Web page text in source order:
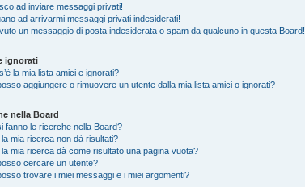
ad inviare messaggi privati!
ad arrivarmi messaggi privati indesiderati!
un messaggio di posta indesiderata o spam da qualcuno in questa Board!
ignorati
la mia lista amici e ignorati?
aggiungere o rimuovere un utente dalla mia lista amici o ignorati?
nella Board
fanno le ricerche nella Board?
mia ricerca non dà risultati?
la mia ricerca dà come risultato una pagina vuota?
cercare un utente?
trovare i miei messaggi e i miei argomenti?